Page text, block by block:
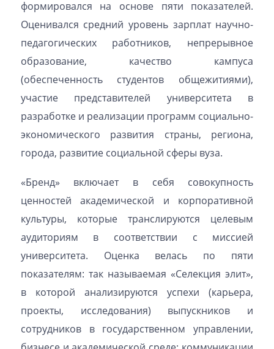
формировался на основе пяти показателей.
Оценивался средний уровень зарплат научно-
педагогических работников, непрерывное
образование, качество кампуса
(обеспеченность студентов общежитиями),
участие представителей университета в
разработке и реализации программ социально-
экономического развития страны, региона,
города, развитие социальной сферы вуза.
«Бренд» включает в себя совокупность
ценностей академической и корпоративной
культуры, которые транслируются целевым
аудиториям в соответствии с миссией
университета. Оценка велась по пяти
показателям: так называемая «Селекция элит»,
в которой анализируются успехи (карьера,
проекты, исследования) выпускников и
сотрудников в государственном управлении,